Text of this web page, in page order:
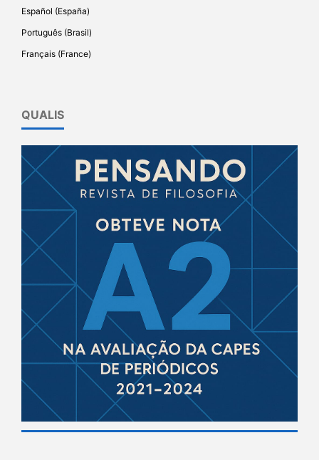
Español (España)
Português (Brasil)
Français (France)
QUALIS